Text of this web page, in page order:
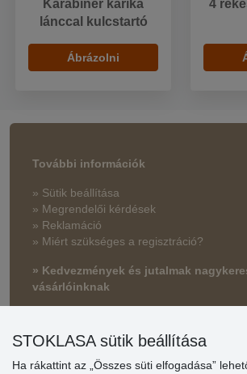
Karabiner karika
lánccal kulcstartó
Ábrázolni
4
További információk
» Sütik beállítása
» Megrendelői kérdések
» Reklamáció
» Miért szükséges a regisztráció?
» Kedvezmények és jutalmak
vásárlóinknak
STOKLASA sütik beállítása
Ha rákattint az „Összes süti elfogadása”